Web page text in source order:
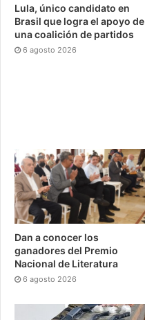
Lula, único candidato en
Brasil que logra el apoyo de
una coalición de partidos
6 agosto 2026
Dan a conocer los
ganadores del Premio
Nacional de Literatura
6 agosto 2026